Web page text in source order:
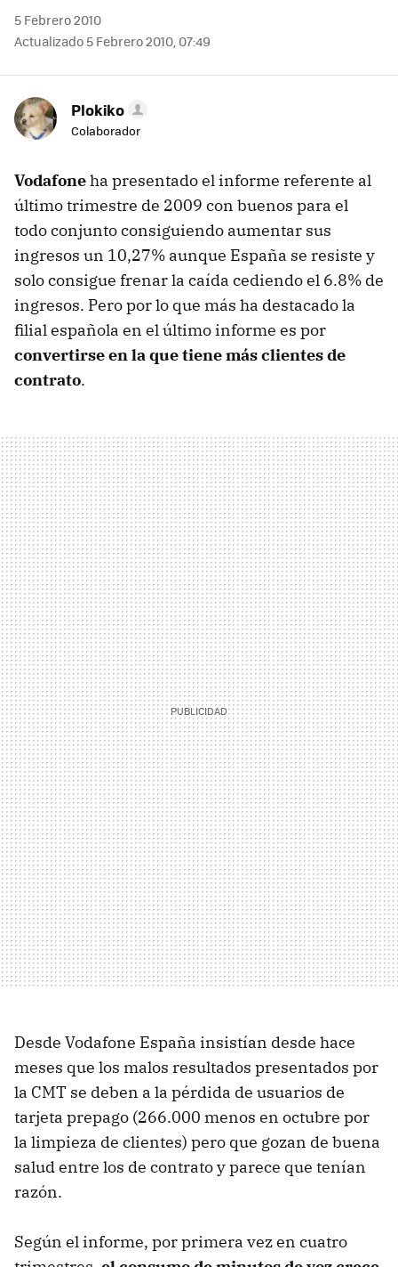
5 Febrero 2010
Actualizado 5 Febrero 2010, 07:49
Plokiko
Colaborador
Vodafoneha presentado el informe referente al
último trimestre de 2009 con buenos para el
todo conjunto consiguiendo aumentar sus
ingresos un 10,27% aunque España se resiste y
solo consigue frenar la caída cediendo el 6.8% de
ingresos. Pero por lo que más ha destacado la
filial española en el último informe es por
convertirse en la que tiene más clientes de
contrato.
Desde Vodafone España insistían desde hace
meses que los malos resultados presentados por
la CMT se deben a la pérdida de usuarios de
tarjeta prepago (266.000 menos en octubre por
la limpieza de clientes) pero que gozan de buena
salud entre los de contrato y parece que tenían
razón.
Según el informe, por primera vez en cuatro